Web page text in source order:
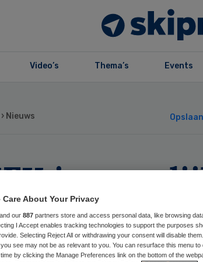
Video’s Thema’s Events
› Nieuws Opslaan
in
over
Care About Your Privacy
our 887 partners store and access personal data, like browsing
I Accept enables tracking technologies to support the purposes
Selecting Reject All or withdrawing your consent will disable
see may not be as relevant to you. You can resurface this menu
by clicking the Manage Preferences link on the bottom of the